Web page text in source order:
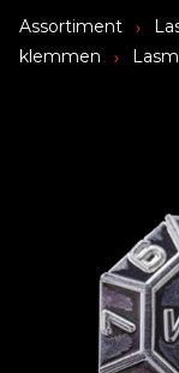
Assortiment
klemmen